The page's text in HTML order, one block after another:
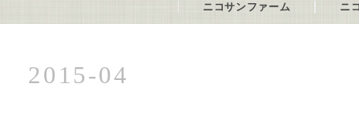
ニコサンファーム
ニ
2015-04